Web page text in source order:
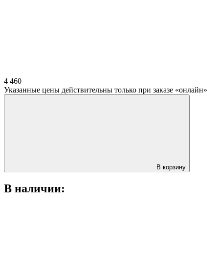
4 460
Указанные цены действительны только при заказе «онлайн»
В корзину
В наличии: